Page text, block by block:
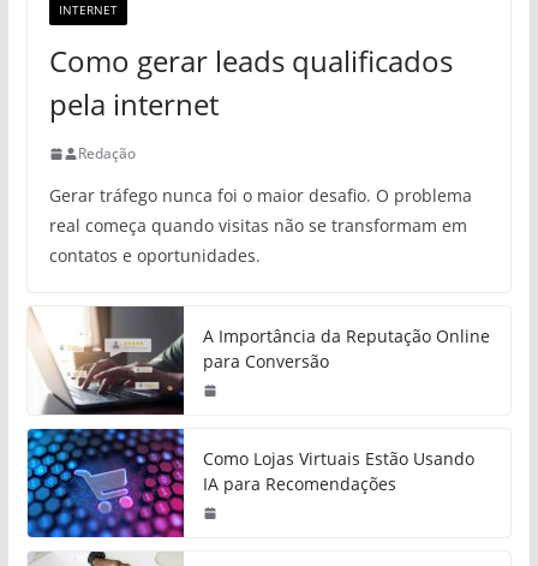
INTERNET
Como gerar leads qualificados
pela internet
Redação
Gerar tráfego nunca foi o maior desafio. O problema
real começa quando visitas não se transformam em
contatos e oportunidades.
A Importância da Reputação Online
para Conversão
Como Lojas Virtuais Estão Usando
IA para Recomendações